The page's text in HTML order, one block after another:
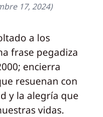
17, 2024)
a los
frase pegadiza
encierra
resuenan con
y la alegría que
vidas.